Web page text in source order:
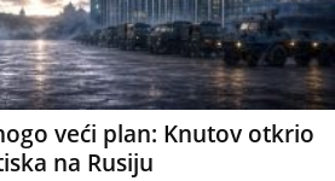
veći plan: Knutov otkrio
na Rusiju